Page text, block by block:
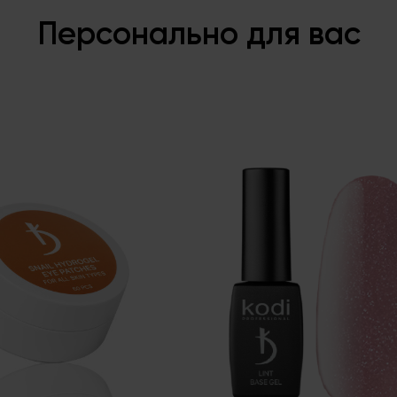
Персонально для вас